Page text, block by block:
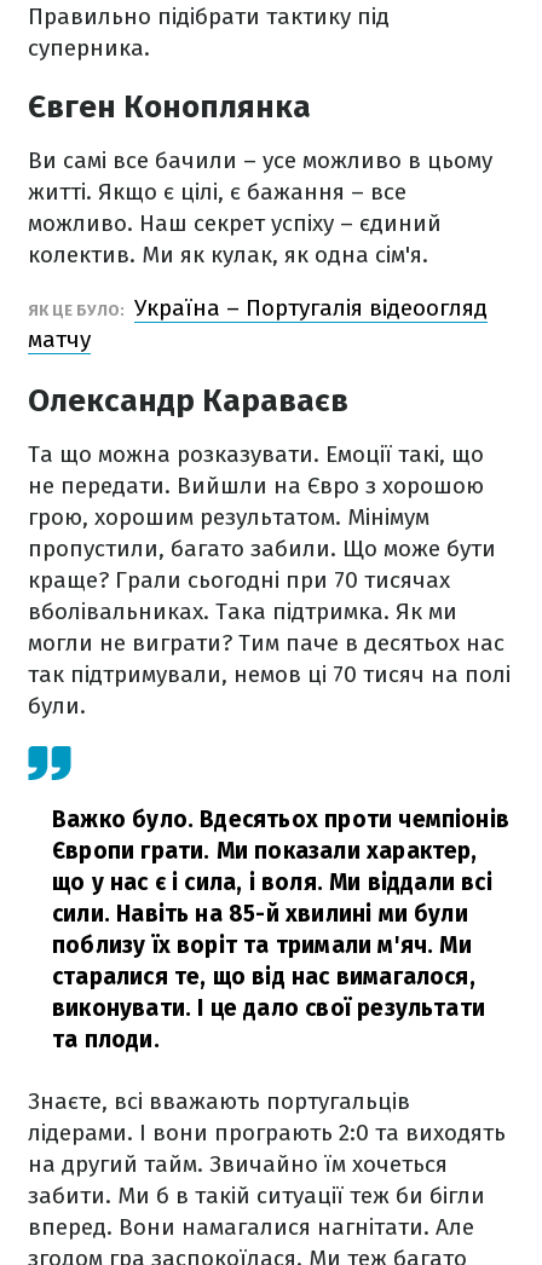
Правильно підібрати тактику під
суперника.
Євген Коноплянка
Ви самі все бачили – усе можливо в цьому
житті. Якщо є цілі, є бажання – все
можливо. Наш секрет успіху – єдиний
колектив. Ми як кулак, як одна сім'я.
ЯК ЦЕ БУЛО: Україна – Португалія відеоогляд
матчу
Олександр Караваєв
Та що можна розказувати. Емоції такі, що
не передати. Вийшли на Євро з хорошою
грою, хорошим результатом. Мінімум
пропустили, багато забили. Що може бути
краще? Грали сьогодні при 70 тисячах
вболівальниках. Така підтримка. Як ми
могли не виграти? Тим паче в десятьох нас
так підтримували, немов ці 70 тисяч на полі
були.
Важко було. Вдесятьох проти чемпіонів
Європи грати. Ми показали характер,
що у нас є і сила, і воля. Ми віддали всі
сили. Навіть на 85-й хвилині ми були
поблизу їх воріт та тримали м'яч. Ми
старалися те, що від нас вимагалося,
виконувати. І це дало свої результати
та плоди.
Знаєте, всі вважають португальців
лідерами. І вони програють 2:0 та виходять
на другий тайм. Звичайно їм хочеться
забити. Ми б в такій ситуації теж би бігли
вперед. Вони намагалися нагнітати. Але
згодом гра заспокоїлася. Ми теж багато